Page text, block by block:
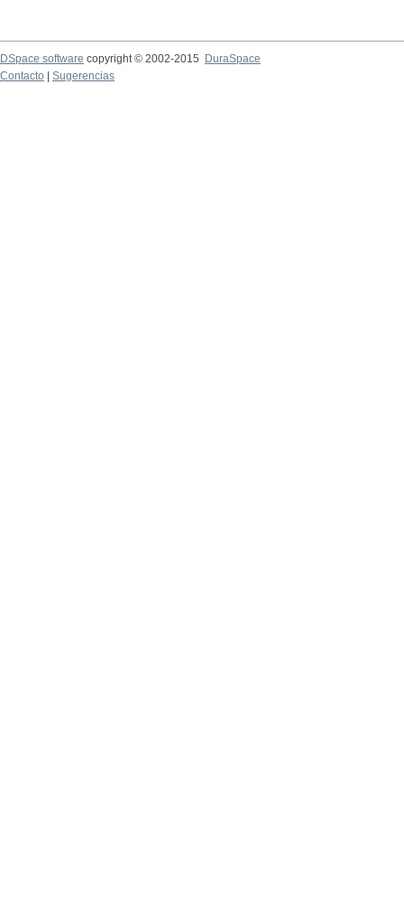
DSpace software copyright © 2002-2015
DuraSpace
Contacto
Sugerencias